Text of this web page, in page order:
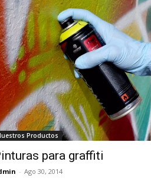
Productos
para graffiti
- Ago 30, 2014